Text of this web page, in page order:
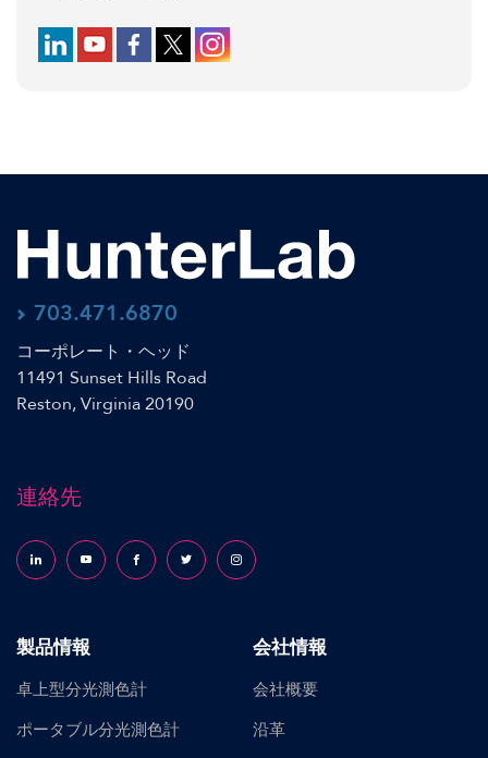
Follow us on LinkedIn
Follow us on YouTube
Follow us on Facebook
Follow us on X (formerly Twitter)
Follow us on Instagram
703.471.6870
コーポレート・ヘッド
11491 Sunset Hills Road
Reston, Virginia 20190
連絡先
Follow us on LinkedInFollow us on YouTubeFollow us on Facebook
Follow us on X (formerly Twitter)
Follow us on Instagram
製品情報
卓上型分光測色計
ポータブル分光測色計
会社情報
会社概要
沿革